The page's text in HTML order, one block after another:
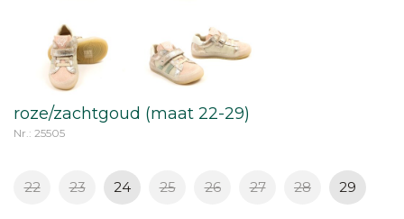
roze/zachtgoud (maat 22-29)
Nr.: 25505
22 23 24 25 26 27 28 29